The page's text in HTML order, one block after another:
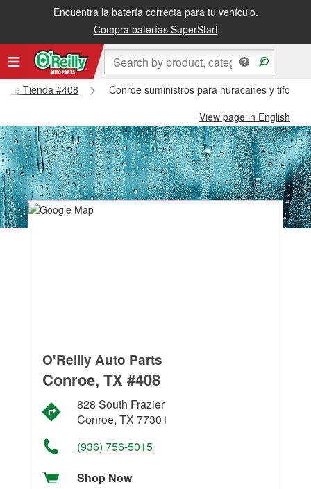
Encuentra la batería correcta para tu vehículo.
Compra baterías SuperStart
Tienda #408
Conroe suministros para huracanes y
View page in English
O'Reilly Auto Parts
Conroe, TX #408
828 South Frazier
Conroe, TX 77301
(936) 756-5015
Shop Now